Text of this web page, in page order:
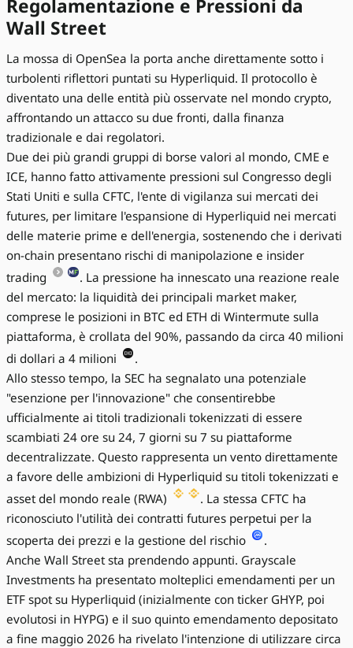
Regolamentazione e Pressioni da
Wall Street
La mossa di OpenSea la porta anche direttamente sotto i
turbolenti riflettori puntati su Hyperliquid. Il protocollo è
diventato una delle entità più osservate nel mondo crypto,
affrontando un attacco su due fronti, dalla finanza
tradizionale e dai regolatori.
Due dei più grandi gruppi di borse valori al mondo, CME e
ICE, hanno fatto attivamente pressioni sul Congresso degli
Stati Uniti e sulla CFTC, l'ente di vigilanza sui mercati dei
futures, per limitare l'espansione di Hyperliquid nei mercati
delle materie prime e dell'energia, sostenendo che i derivati
on-chain presentano rischi di manipolazione e insider
trading
. La pressione ha innescato una reazione reale
del mercato: la liquidità dei principali market maker,
comprese le posizioni in BTC ed ETH di Wintermute sulla
piattaforma, è crollata del 90%, passando da circa 40 milioni
di dollari a 4 milioni
.
Allo stesso tempo, la SEC ha segnalato una potenziale
"esenzione per l'innovazione" che consentirebbe
ufficialmente ai titoli tradizionali tokenizzati di essere
scambiati 24 ore su 24, 7 giorni su 7 su piattaforme
decentralizzate. Questo rappresenta un vento direttamente
a favore delle ambizioni di Hyperliquid su titoli tokenizzati e
asset del mondo reale (RWA)
. La stessa CFTC ha
riconosciuto l'utilità dei contratti futures perpetui per la
scoperta dei prezzi e la gestione del rischio
.
Anche Wall Street sta prendendo appunti. Grayscale
Investments ha presentato molteplici emendamenti per un
ETF spot su Hyperliquid (inizialmente con ticker GHYP, poi
evolutosi in HYPG) e il suo quinto emendamento depositato
a fine maggio 2026 ha rivelato l'intenzione di utilizzare circa